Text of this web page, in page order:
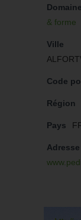
& forme
Ville
Code
Région
Pays